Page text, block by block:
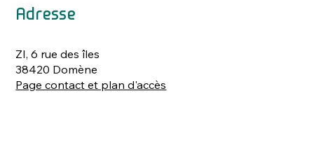
Adresse
ZI, 6 rue des îles
38420 Domène
Page contact et plan d'accès